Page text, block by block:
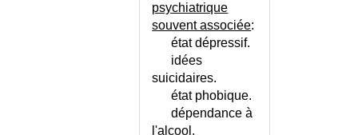
CANAL LOMBAIRE ETROIT
CANAL TARSIEN (SYNDROME
CANALAIRE (SYNDROME)
CANCER A CELLULES DE
psychiatrique
souvent associée:
état dépressif.
idées
suicidaires.
état phobique.
dépendance à
l'alcool.